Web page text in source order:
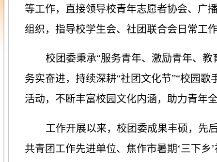
等工作，直接领导校青年志愿者协会、广
组织，指导校学生会、社团联合会日常工
校团委秉承“服务青年、激励青年、
务实奋进，持续深耕“社团文化节”“校园
活动，不断丰富校园文化内涵，助力青年
工作开展以来，校团委成果丰硕，先
共青团工作先进单位、焦作市暑期‘三下乡